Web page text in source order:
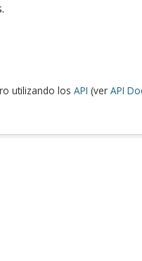
utilizando los API (ver API